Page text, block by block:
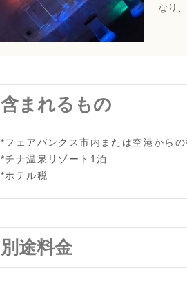
なり
含まれるもの
*フェアバンクス市内または空港からの
*チナ温泉リゾート1泊
*ホテル税
別途料金